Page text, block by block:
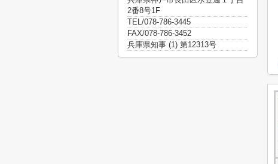
2番8号1F
TEL/078-786-3445
FAX/078-786-3452
兵庫県知事 (1) 第12313号